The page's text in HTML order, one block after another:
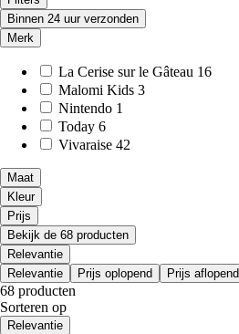
Binnen 24 uur verzonden
Merk
La Cerise sur le Gâteau 16
Malomi Kids 3
Nintendo 1
Today 6
Vivaraise 42
Maat
Kleur
Prijs
Bekijk de 68 producten
Relevantie
Relevantie
Prijs oplopend Prijs aflopend
68 producten
Sorteren op
Relevantie